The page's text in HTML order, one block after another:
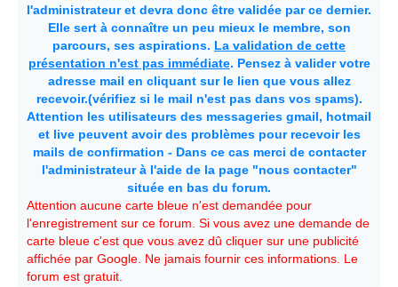
l'administrateur et devra donc être validée par ce dernier.
Elle sert à connaître un peu mieux le membre, son
parcours, ses aspirations. La validation de cette
présentation n'est pas immédiate. Pensez à valider votre
adresse mail en cliquant sur le lien que vous allez
recevoir.(vérifiez si le mail n'est pas dans vos spams).
Attention les utilisateurs des messageries gmail, hotmail
et live peuvent avoir des problèmes pour recevoir les
mails de confirmation - Dans ce cas merci de contacter
l'administrateur à l'aide de la page "nous contacter"
située en bas du forum.
Attention aucune carte bleue n'est demandée pour
l'enregistrement sur ce forum. Si vous avez une demande de
carte bleue c'est que vous avez dû cliquer sur une publicité
affichée par Google. Ne jamais fournir ces informations. Le
forum est gratuit.